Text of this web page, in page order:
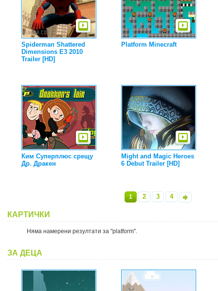
Spiderman Shattered
Dimensions E3 2010
Trailer [HD]
Platform Minecraft
Ким Суперплюс срещу
Др. Дракен
Might and Magic Heroes
6 Debut Trailer [HD]
1 2 3 4»
КАРТИЧКИ
Няма намерени резултати за "platform".
ЗА ДЕЦА